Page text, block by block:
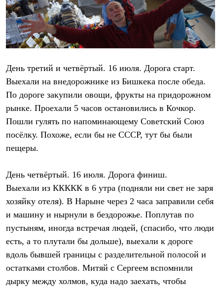
Брюки
Софтшелл одежда
Куртки
Флисовая одежда
Куртки
Брюки
Комбинезоны
Термобелье
Комплект термобелья
Снаряжение
Палатки и тенты
Палатки
Тенты
Аксессуары для палаток
Экспедиционные
Альпинистские
Городские
Аксессуары для рюкзаков
Спальные мешки
Пуховые
Комбинированные
С синтетическим утеплителем
Аксессуары для спальников
Сумки и баулы
Баулы
Гермомешки
День третий и четвёртый. 16 июля. Дорога старт.
Выехали на внедорожнике из Бишкека после обеда.
По дороге закупили овощи, фрукты на придорожном
рынке. Проехали 5 часов остановились в Кочкор.
Пошли гулять по напоминающему Советский Союз
посёлку. Похоже, если бы не СССР, тут бы были
пещеры.
День четвёртый. 16 июля. Дорога финиш.
Выехали из ККККК в 6 утра (подняли ни свет не заря
хозяйку отеля). В Нарыне через 2 часа заправили себя
и машину и нырнули в бездорожье. Поплутав по
пустыням, иногда встречая людей, (спасибо, что люди
есть, а то плутали бы дольше), выехали к дороге
вдоль бывшей границы с разделительной полосой и
остатками столбов. Митяй с Сергеем вспомнили
дырку между холмов, куда надо заехать, чтобы